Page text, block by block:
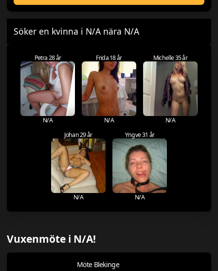
Söker en kvinna i N/A nära N/A
Petra 28 år
N/A
Frida 18 år
N/A
Michelle 35 år
N/A
Johan 29 år
N/A
Yngve 31 år
N/A
Vuxenmöte i N/A!
Möte Blekinge